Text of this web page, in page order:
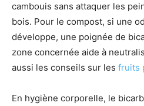
cambouis sans attaquer les
bois. Pour le compost, si une
développe, une poignée de
zone concernée aide à
aussi les conseils sur les fruits
En hygiène corporelle, le